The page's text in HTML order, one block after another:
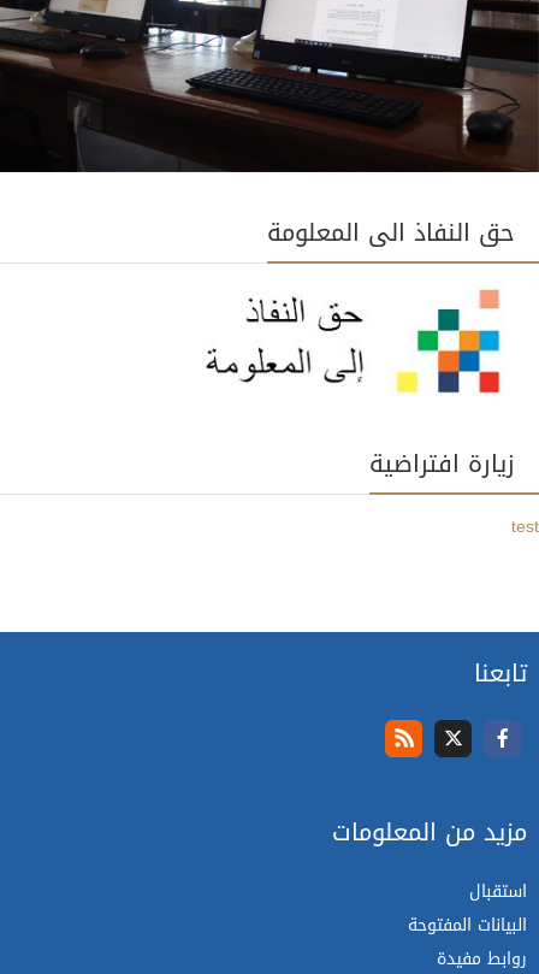
حق النفاذ الى المعلومة
زيارة افتراضية
test
تابعنا
مزيد من المعلومات
استقبال
البيانات المفتوحة
روابط مفيدة